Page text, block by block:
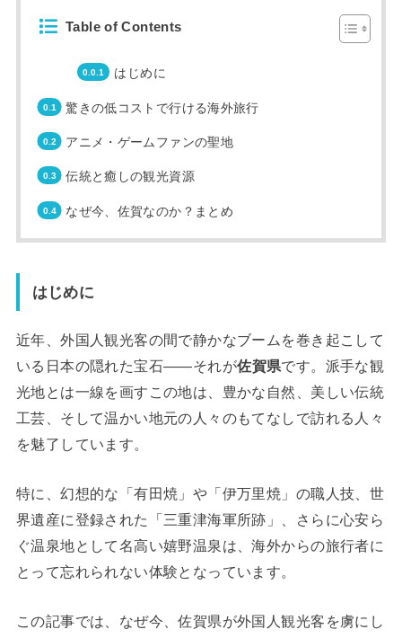
Table of Contents
はじめに
驚きの低コストで行ける海外旅行
アニメ・ゲームファンの聖地
伝統と癒しの観光資源
なぜ今、佐賀なのか？まとめ
はじめに
近年、外国人観光客の間で静かなブームを巻き起こして
いる日本の隠れた宝石――それが佐賀県です。派手な観
光地とは一線を画すこの地は、豊かな自然、美しい伝統
工芸、そして温かい地元の人々のもてなしで訪れる人々
を魅了しています。
特に、幻想的な「有田焼」や「伊万里焼」の職人技、世
界遺産に登録された「三重津海軍所跡」、さらに心安ら
ぐ温泉地として名高い嬉野温泉は、海外からの旅行者に
とって忘れられない体験となっています。
この記事では、なぜ今、佐賀県が外国人観光客を虜にし